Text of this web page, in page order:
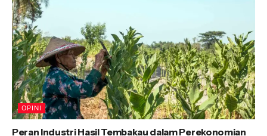
OPINI
Peran Industri Hasil Tembakau dalam Perekonomian